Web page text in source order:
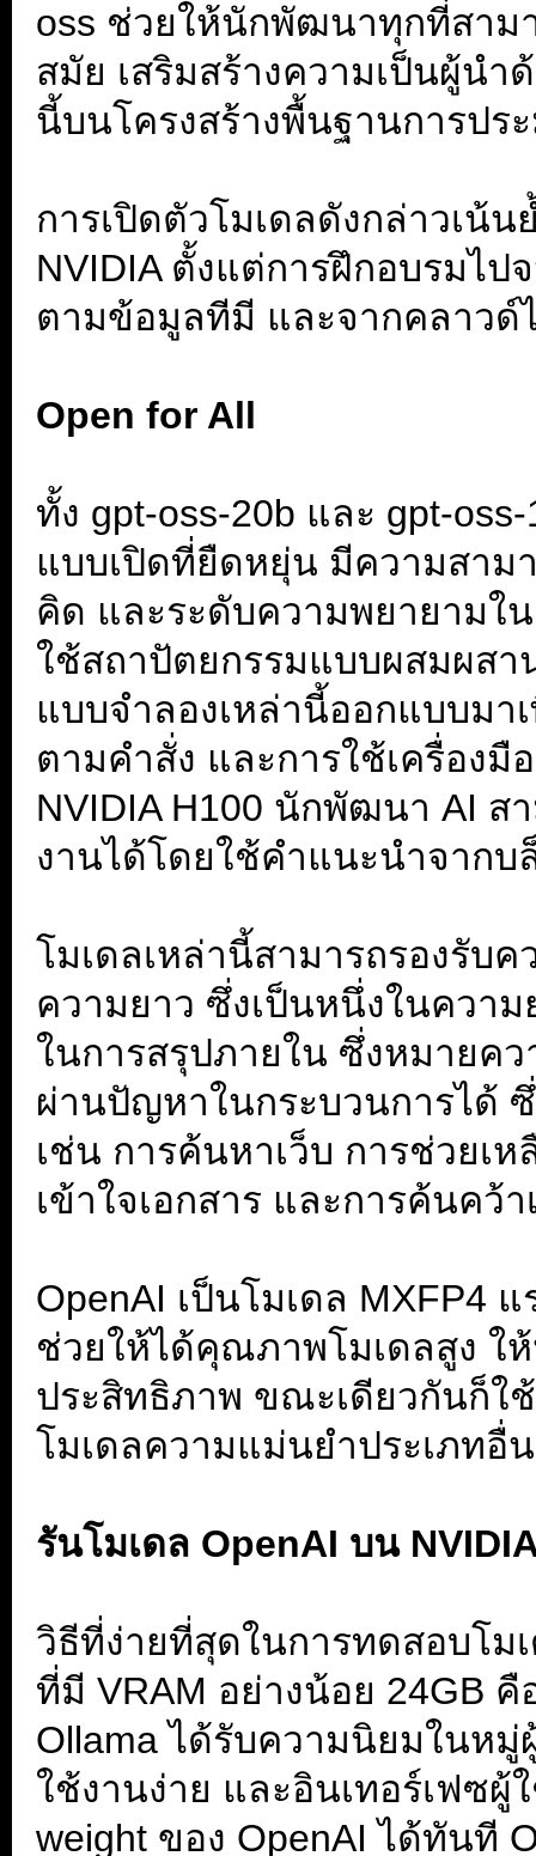
oss ช่วยให้นักพัฒนาทุกที่สาม
สมัย เสริมสร้างความเป็นผู้น
นี้บนโครงสร้างพื้นฐานการปร
การเปิดตัวโมเดลดังกล่าวเน้
NVIDIA ตั้งแต่การฝึกอบรมไป
ตามข้อมูลทีมี และจากคลาวด์
Open for All
ทั้ง gpt-oss-20b และ gpt-
แบบเปิดที่ยืดหยุ่น มีความสาม
คิด และระดับความพยายามใ
ใช้สถาปัตยกรรมแบบผสมผส
แบบจำลองเหล่านี้ออกแบบมา
ตามคำสั่ง และการใช้เครื่อง
NVIDIA H100 นักพัฒนา AI ส
งานได้โดยใช้คำแนะนำจากบ
โมเดลเหล่านี้สามารถรองรับ
ความยาว ซึ่งเป็นหนึ่งในควา
ในการสรุปภายใน ซึ่งหมายค
ผ่านปัญหาในกระบวนการได้
เช่น การค้นหาเว็บ การช่วยเ
เข้าใจเอกสาร และการค้นคว้า
OpenAI เป็นโมเดล MXFP4
ช่วยให้ได้คุณภาพโมเดลสูง ใ
ประสิทธิภาพ ขณะเดียวกันก็ใ
โมเดลความแม่นยำประเภทอื่น
รันโมเดล OpenAI บน
วิธีที่ง่ายที่สุดในการทดสอบโม
ที่มี VRAM อย่างน้อย 24GB
Ollama ได้รับความนิยมในห
ใช้งานง่าย และอินเทอร์เฟซผู้
weight ของ OpenAI ได้ทันที